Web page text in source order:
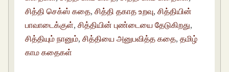
சித்தி செக்ஸ் கதை,சித்தி தகாத உறவு,சித்தியின்
பாவாடைக்குள்,சித்தியின் புண்டையை தேடுகிறது,
சித்தியும் நானும்,சித்தியை அனுபவித்த கதை,தமிழ்
காம கதைகள்